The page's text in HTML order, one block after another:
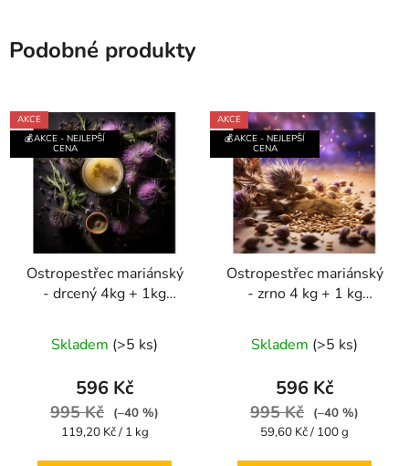
Podobné produkty
AKCE
💰AKCE - NEJLEPŠÍ
CENA
Ostropestřec mariánský
- drcený 4kg + 1kg
hodnocení
produktu
4,7
Skladem (>5 ks)
596 Kč
995 Kč
(–40 %)
Měrná
119,20 Kč / 1 kg
AKCE
💰AKCE - NEJLEPŠÍ
CENA
Ostropestřec mariánský
- zrno 4 kg + 1 kg
hodnocení
produktu
5,0
Skladem (>5 ks)
596 Kč
995 Kč
(–40 %)
Měrná
59,60 Kč / 100 g